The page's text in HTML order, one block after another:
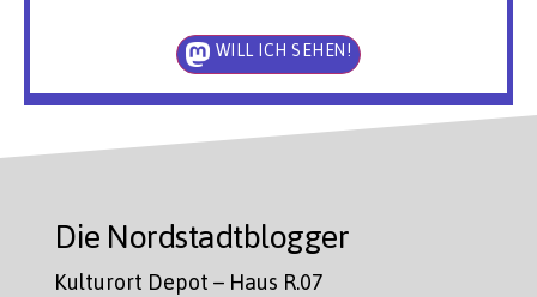
WILL ICH SEHEN!
Die Nordstadtblogger
Kulturort Depot – Haus R.07